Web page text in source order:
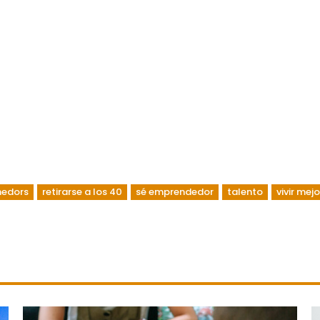
retirarse a los 40 sé emprendedor talento vivir